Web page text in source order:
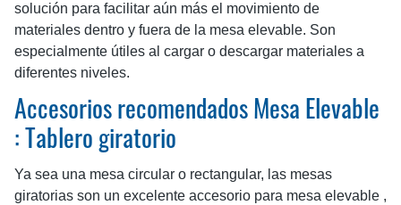
solución para facilitar aún más el movimiento de
materiales dentro y fuera de la mesa elevable. Son
especialmente útiles al cargar o descargar materiales a
diferentes niveles.
Accesorios recomendados Mesa Elevable
: Tablero giratorio
Ya sea una mesa circular o rectangular, las mesas
giratorias son un excelente accesorio para mesa elevable ,